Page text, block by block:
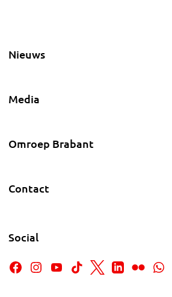
Nieuws
Media
Omroep Brabant
Contact
Social